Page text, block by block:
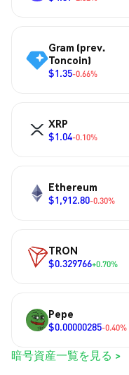
Gram (prev.
Toncoin)
$1.35-0.66%
XRP
$1.04-0.10%
Ethereum
$1,912.80-0.30%
TRON
$0.329766+0.70%
Pepe
$0.00000285-0.40%
暗号資産一覧を見る >